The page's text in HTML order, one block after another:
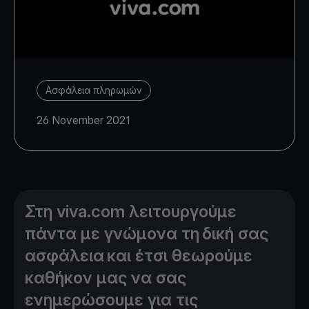
Ασφάλεια πληρωμών
26 November 2021
Στη viva.com λειτουργούμε
πάντα με γνώμονα τη δική σας
ασφάλεια και έτσι θεωρούμε
καθήκον μας να σας
ενημερώσουμε για τις